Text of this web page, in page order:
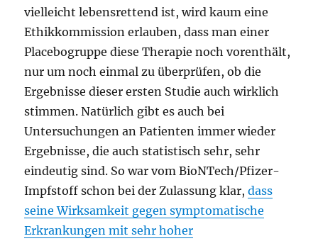
vielleicht lebensrettend ist, wird kaum eine
Ethikkommission erlauben, dass man einer
Placebogruppe diese Therapie noch vorenthält,
nur um noch einmal zu überprüfen, ob die
Ergebnisse dieser ersten Studie auch wirklich
stimmen. Natürlich gibt es auch bei
Untersuchungen an Patienten immer wieder
Ergebnisse, die auch statistisch sehr, sehr
eindeutig sind. So war vom BioNTech/Pfizer-
Impfstoff schon bei der Zulassung klar,dass
seine Wirksamkeit gegen symptomatische
Erkrankungen mit sehr hoher